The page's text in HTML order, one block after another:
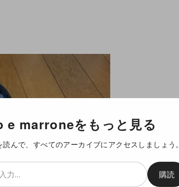
e marroneをもっと見る
んで、すべてのアーカイブにアクセスしましょう。
購読